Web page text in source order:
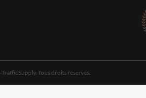
Tous droits réservés.